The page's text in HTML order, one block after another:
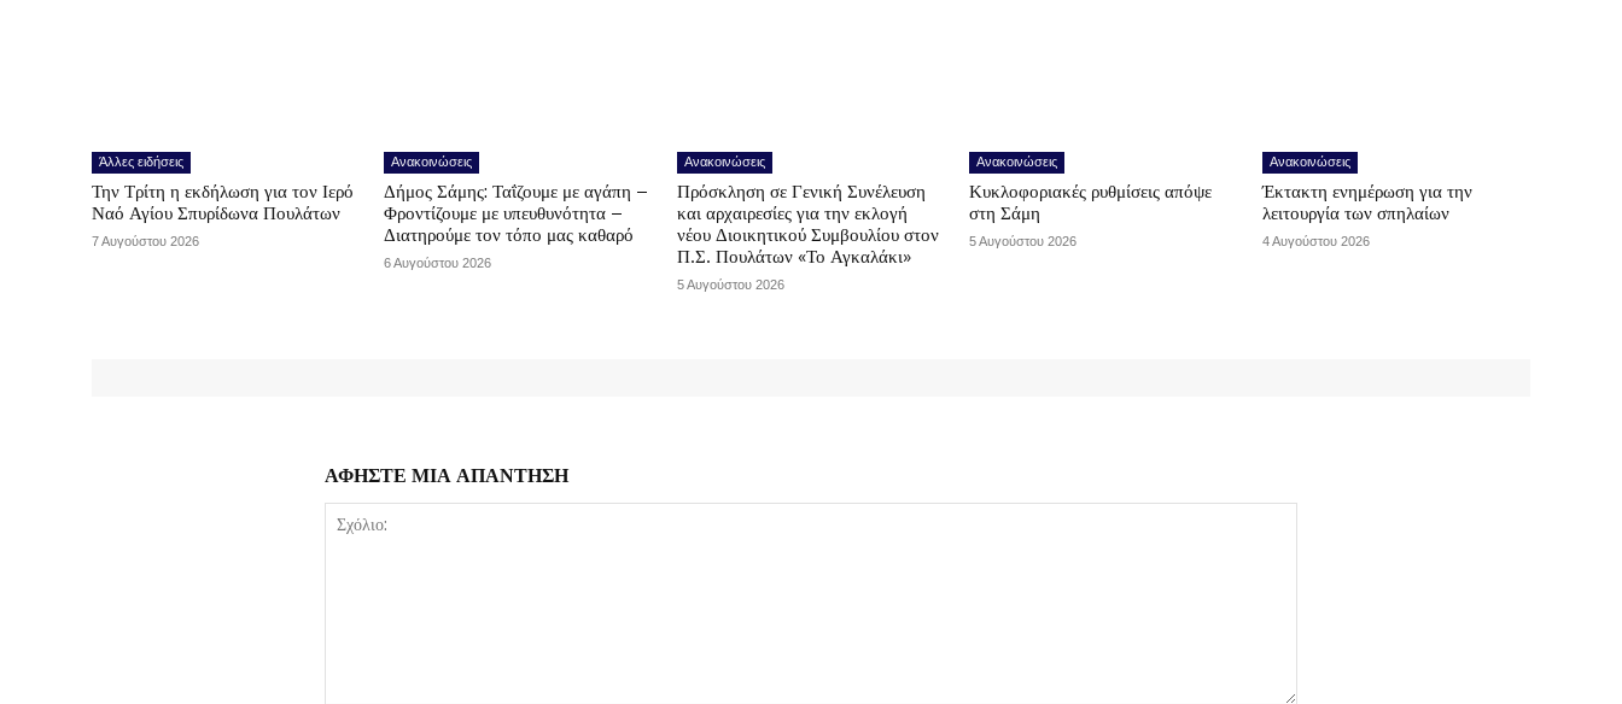
Άλλες ειδήσεις
Την Τρίτη η εκδήλωση για τον Ιερό
Ναό Αγίου Σπυρίδωνα Πουλάτων
7 Αυγούστου 2026
Ανακοινώσεις
Δήμος Σάμης: Ταΐζουμε με αγάπη –
Φροντίζουμε με υπευθυνότητα –
Διατηρούμε τον τόπο μας καθαρό
6 Αυγούστου 2026
Ανακοινώσεις
Πρόσκληση σε Γενική Συνέλευση
και αρχαιρεσίες για την εκλογή
νέου Διοικητικού Συμβουλίου στον
Π.Σ. Πουλάτων «Το Αγκαλάκι»
5 Αυγούστου 2026
Ανακοινώσεις
Κυκλοφοριακές ρυθμίσεις απόψε
στη Σάμη
5 Αυγούστου 2026
Ανακοινώσεις
Έκτακτη ενημέρωση για την
λειτουργία των σπηλαίων
4 Αυγούστου 2026
ΑΦΗΣΤΕ ΜΙΑ ΑΠΑΝΤΗΣΗ